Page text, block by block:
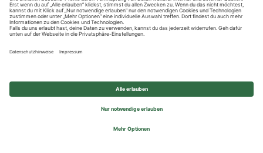
Privatsphäre-Einstellungen
© 2026 REWE Group - All rights reserved